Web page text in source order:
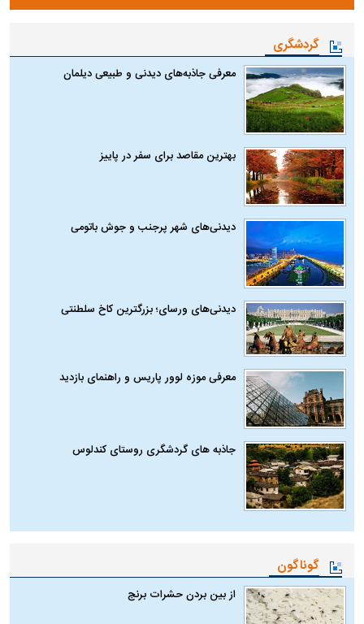
گردشگری
معرفی جاذبه‌های دیدنی و طبیعی دیلمان
بهترین مقاصد برای سفر در پاییز
دیدنی‌های شهر پرجنب و جوش باتومی
دیدنی‌های ورسای؛ بزرگترین کاخ سلطنتی
معرفی موزه لوور پاریس و راهنمای بازدید
جاذبه های گردشگری روستای کندلوس
گوناگون
از بین بردن حشرات برنج